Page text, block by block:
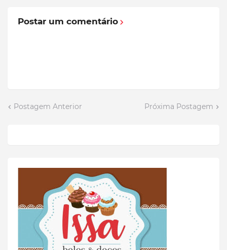
Postar um comentário
Postagem Anterior Próxima Postagem